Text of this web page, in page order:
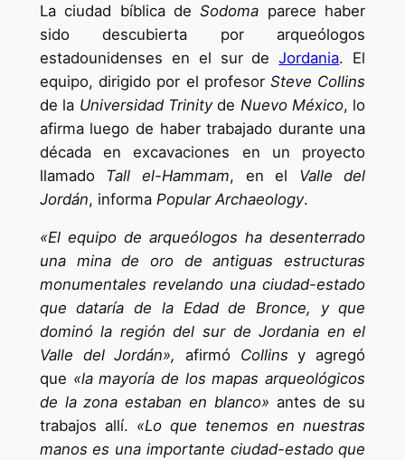
La ciudad bíblica deSodoma parece haber
sido descubierta por arqueólogos
estadounidenses en el sur deJordania. El
equipo, dirigido por el profesor Steve Collins
de la Universidad Trinityde Nuevo México, lo
afirma luego de haber trabajado durante una
década en excavaciones en un proyecto
llamado Tall el-Hammam, en el Valle del
Jordán, informa Popular Archaeology.
«El equipo de arqueólogos ha desenterrado
una mina de oro de antiguas estructuras
monumentales revelando una ciudad-estado
que dataría de la Edad de Bronce, y que
dominó la región del sur de Jordania en el
Valle del Jordán»,
afirmó Collins y agregó
que «la mayoría de los mapas arqueológicos
de la zona estaban en blanco» antes de su
trabajos allí. «Lo que tenemos en nuestras
manos es una importante ciudad-estado que